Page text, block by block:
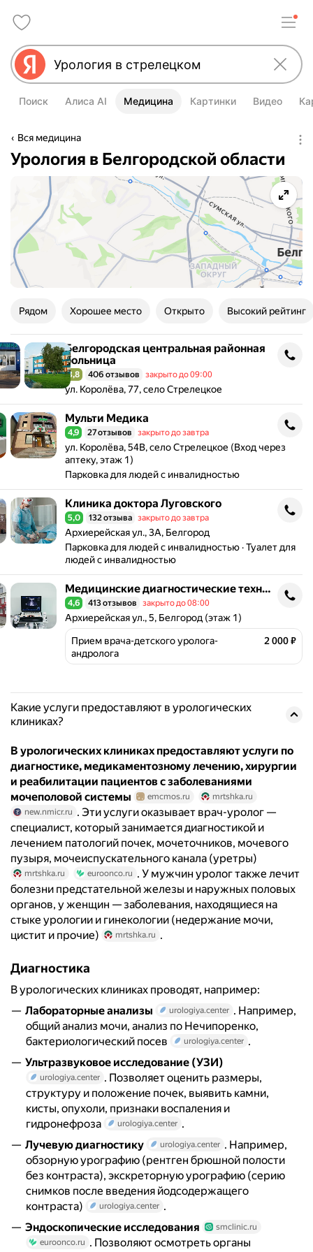
Поиск Алиса AI Медицина Картинки Видео
Вся медицина
Урология в Белгородской области
Рядом Хорошее место Открыто Высокий рейтинг
Белгородская центральная районная больница
Белгородская центральная районная
больница
Рейтинг 3,8 из 5
3,8 406 отзывов закрыто до 09:00
Адрес: ул. Королёва, 77, село Стрелецкое .
ул. Королёва, 77, село Стрелецкое
Мульти МедикаМульти Медика
Рейтинг 4,9 из 5
4,9 27 отзывов закрыто до завтра
Адрес: ул. Королёва, 54В, село Стрелецкое (Вход
ул. Королёва, 54В, село Стрелецкое (Вход через
аптеку, этаж 1)
Парковка для людей с инвалидностью
Клиника доктора Луговского
Клиника доктора Луговского
Рейтинг 5,0 из 5
5,0 132 отзыва закрыто до завтра
Адрес: Архиерейская ул., 3А, Белгород .
Архиерейская ул., 3А, Белгород
Парковка для людей с инвалидностью Туалет для
людей с инвалидностью
Медицинские диагностические технологии Медицинские диагностические технологии
Рейтинг 4,6 из 5
4,6 413 отзывов закрыто до 08:00
Адрес: Архиерейская ул., 5, Белгород (этаж 1) .
Архиерейская ул., 5, Белгород (этаж 1)
Прием врача-детского уролога-
андролога
2 000 ₽
Какие услуги предоставляют в урологических
клиниках?
В урологических клиниках предоставляют услуги по
диагностике, медикаментозному лечению, хирургии
и реабилитации пациентов с заболеваниями
мочеполовой системы
emcmos.ru
mrtshka.ru
new.nmicr.ru . Эти услуги оказывает врач-уролог —
специалист, который занимается диагностикой и
лечением патологий почек, мочеточников, мочевого
пузыря, мочеиспускательного канала (уретры)
mrtshka.ru euroonco.ru . У мужчин уролог также лечит
болезни предстательной железы и наружных половых
органов, у женщин — заболевания, находящиеся на
стыке урологии и гинекологии (недержание мочи,
цистит и прочие)
mrtshka.ru .
Диагностика
В урологических клиниках проводят, например:
Лабораторные анализы
urologiya.center . Например,
общий анализ мочи, анализ по Нечипоренко,
бактериологический посев
urologiya.center .
Ультразвуковое исследование (УЗИ)
urologiya.center . Позволяет оценить размеры,
структуру и положение почек, выявить камни,
кисты, опухоли, признаки воспаления и
гидронефроза
urologiya.center .
Лучевую диагностику
urologiya.center . Например,
обзорную урографию (рентген брюшной полости
без контраста), экскреторную урографию (серию
снимков после введения йодсодержащего
контраста)
urologiya.center .
Эндоскопические исследования
smclinic.ru
euroonco.ru . Позволяют осмотреть органы